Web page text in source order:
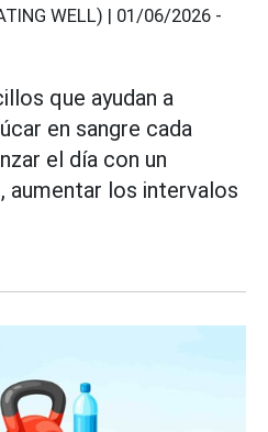
WELL) | 01/06/2026 -
que ayudan a
en sangre cada
el día con un
aumentar los intervalos